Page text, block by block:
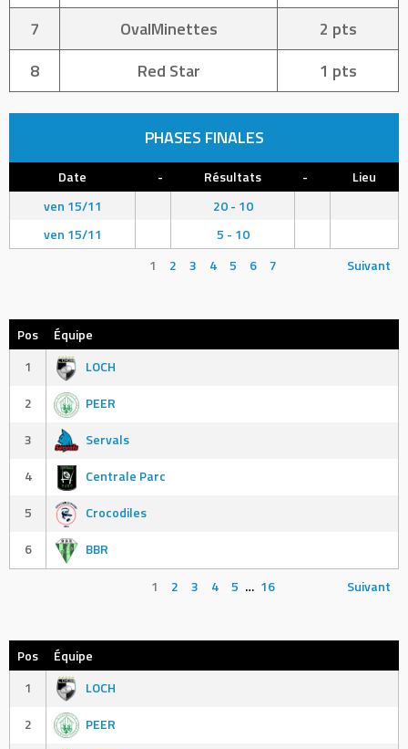
7
OvalMinettes
2 pts
8
Red Star 1 pts
PHASES FINALES
Date - Résultats -
Lieu
ven 15/11
20 - 10
ven 15/11
5 - 10
1
2 3 4 5 6 7 Suivant
Pos
Équipe
1
LOCH
2
PEER
3
Servals
4
Centrale Parc
5
Crocodiles
6
BBR
1
2 3 4 5 … 16 Suivant
Pos
Équipe
1
LOCH
2
PEER